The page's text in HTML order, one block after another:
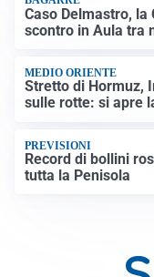
Caso Delmastro, la
scontro in Aula tra
MEDIO ORIENTE
Stretto di Hormuz,
sulle rotte: si apre
PREVISIONI
Record di bollini
tutta la Penisola